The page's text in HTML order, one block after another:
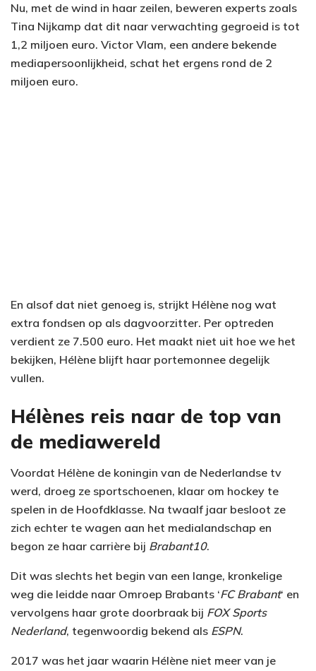
Nu, met de wind in haar zeilen, beweren experts zoals
Tina Nijkamp dat dit naar verwachting gegroeid is tot
1,2 miljoen euro. Victor Vlam, een andere bekende
mediapersoonlijkheid, schat het ergens rond de 2
miljoen euro.
En alsof dat niet genoeg is, strijkt Hélène nog wat
extra fondsen op als dagvoorzitter. Per optreden
verdient ze 7.500 euro. Het maakt niet uit hoe we het
bekijken, Hélène blijft haar portemonnee degelijk
vullen.
Hélènes reis naar de top van
de mediawereld
Voordat Hélène de koningin van de Nederlandse tv
werd, droeg ze sportschoenen, klaar om hockey te
spelen in de Hoofdklasse. Na twaalf jaar besloot ze
zich echter te wagen aan het medialandschap en
begon ze haar carrière bij Brabant10.
Dit was slechts het begin van een lange, kronkelige
weg die leidde naar Omroep Brabants ‘FC Brabant‘ en
vervolgens haar grote doorbraak bij FOX Sports
Nederland, tegenwoordig bekend als ESPN.
2017 was het jaar waarin Hélène niet meer van je